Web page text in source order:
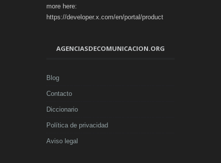
more here:
https://developer.x.com/en/portal/product
AGENCIASDECOMUNICACION.ORG
Blog
Contacto
Diccionario
Política de privacidad
Aviso legal